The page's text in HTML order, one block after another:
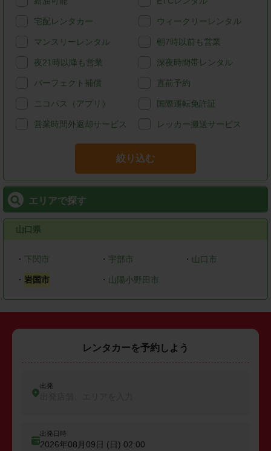
宅配レンタカー ウィークリーレンタル
マンスリーレンタル 朝7時以前も営業
夜21時以降も営業 深夜時間帯レンタル
パーフェクト補償 直前予約
ニコパス（アプリ） 国際運転免許証
営業時間外返却サービス レッカー搬送サービス
絞り込む
エリアで探す
山口県
・ 下関市 ・ 宇部市 ・ 山口市
・ 岩国市 ・ 山陽小野田市
レンタカーを予約しよう
出発
出発日時
2026年08月09日 (日) 02:00